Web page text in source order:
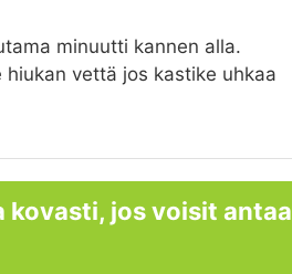
minuutti kannen alla.
vettä jos kastike uhkaa
kovasti, jos voisit antaa